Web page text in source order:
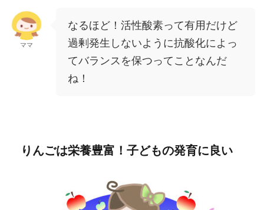
ママ
なるほど！活性酸素って有用だけど
過剰発生しないように抗酸化によっ
てバランスを保つってことなんだ
ね！
りんごは栄養豊富！子どもの発育に良い